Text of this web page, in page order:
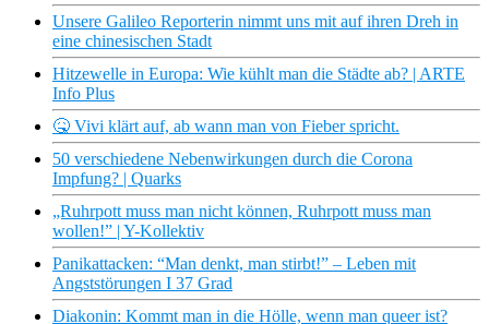
Unsere Galileo Reporterin nimmt uns mit auf ihren Dreh in
eine chinesischen Stadt
Hitzewelle in Europa: Wie kühlt man die Städte ab? | ARTE
Info Plus
🤒 Vivi klärt auf, ab wann man von Fieber spricht.
50 verschiedene Nebenwirkungen durch die Corona
Impfung? | Quarks
„Ruhrpott muss man nicht können, Ruhrpott muss man
wollen!” | Y-Kollektiv
Panikattacken: “Man denkt, man stirbt!” – Leben mit
Angststörungen I 37 Grad
Diakonin: Kommt man in die Hölle, wenn man queer ist?